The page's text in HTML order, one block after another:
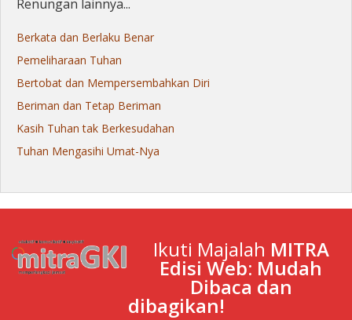
Renungan lainnya...
Berkata dan Berlaku Benar
Pemeliharaan Tuhan
Bertobat dan Mempersembahkan Diri
Beriman dan Tetap Beriman
Kasih Tuhan tak Berkesudahan
Tuhan Mengasihi Umat-Nya
Ikuti Majalah MITRA
Edisi Web: Mudah
Dibaca dan
dibagikan!